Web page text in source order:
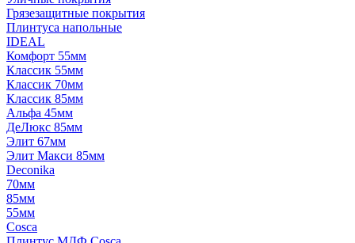
Грязезащитные покрытия
Плинтуса напольные
IDEAL
Комфорт 55мм
Классик 55мм
Классик 70мм
Классик 85мм
Альфа 45мм
ДеЛюкс 85мм
Элит 67мм
Элит Макси 85мм
Deconika
70мм
85мм
55мм
Cosca